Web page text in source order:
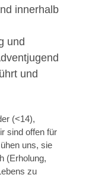
innerhalb
und
und
(<14),
sind offen für
uns, sie
(Erholung,
zu